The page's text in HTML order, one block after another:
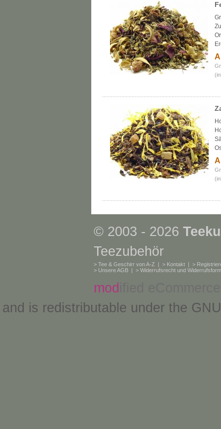
© 2003 - 2026
Teezubehör
> Tee & Geschirr von A-Z | > Kontakt | >
> Unsere AGB | > Widerrufsrecht und
mod
and is redistributable under the